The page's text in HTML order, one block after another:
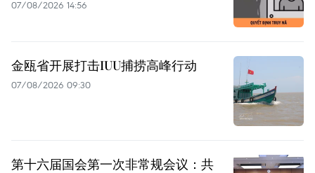
07/08/2026 14:56
金瓯省开展打击IUU捕捞高峰行动
07/08/2026 09:30
第十六届国会第一次非常规会议：共